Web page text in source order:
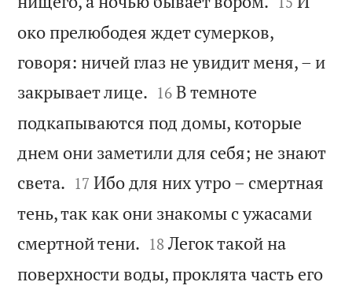
око прелюбодея ждет сумерков,
говоря: ничей глаз не увидит меня, – и
закрывает лице. 

16 В темноте
подкапываются под домы, которые
днем они заметили для себя; не знают
света. 

17 Ибо для них утро – смертная
тень, так как они знакомы с ужасами
смертной тени. 

18 Легок такой на
поверхности воды, проклята часть его